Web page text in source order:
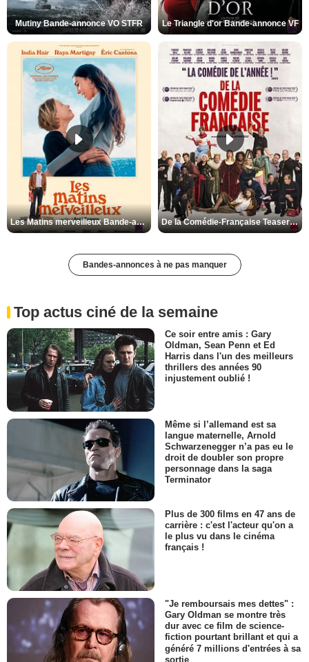
Mutiny Bande-annonce VO STFR Le Triangle d'or Bande-annonce VF
Les Matins merveilleux Bande-annonce VF De la Comédie-Française Teaser VF
Bandes-annonces à ne pas manquer
Top actus ciné de la semaine
Ce soir entre amis : Gary
Oldman, Sean Penn et Ed
Harris dans l'un des meilleurs
thrillers des années 90
injustement oublié !
Même si l’allemand est sa
langue maternelle, Arnold
Schwarzenegger n’a pas eu le
droit de doubler son propre
personnage dans la saga
Terminator
Plus de 300 films en 47 ans de
carrière : c'est l'acteur qu'on a
le plus vu dans le cinéma
français !
"Je remboursais mes dettes" :
Gary Oldman se montre très
dur avec ce film de science-
fiction pourtant brillant et qui a
généré 7 millions d'entrées à sa
sortie